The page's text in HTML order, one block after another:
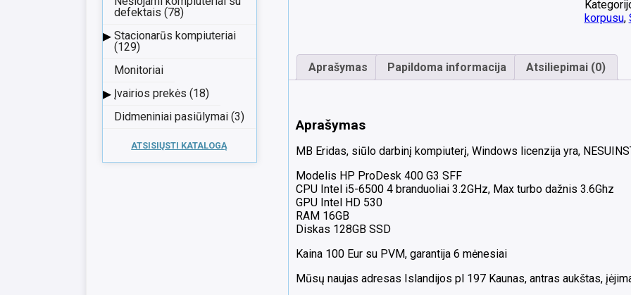
defektais (78)
▸ Stacionarūs kompiuteriai
(129)
Monitoriai
▸ Įvairios prekės (18)
Didmeniniai pasiūlymai (3)
ATSISIŲSTI KATALOGĄ
400
G3
6500
16GB
128GB
1vnt
Com
korpusu,
Aprašymas Papildoma informacija Atsiliepimai (0)
Aprašymas
MB Eridas, siūlo darbinį kompiuterį, Windows licenzija yra,
Modelis HP ProDesk 400 G3 SFF
CPU Intel i5-6500 4 branduoliai 3.2GHz, Max turbo dažnis 3.6Ghz
GPU Intel HD 530
RAM 16GB
Diskas 128GB SSD
Kaina 100 Eur su PVM, garantija 6 mėnesiai
Mūsų naujas adresas Islandijos pl 197 Kaunas, antras aukštas,